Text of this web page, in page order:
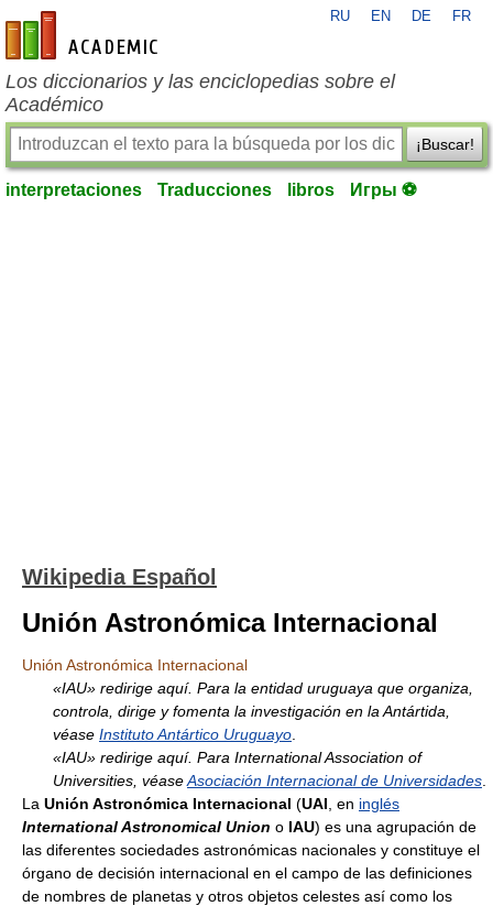
es-academic.com
RU EN DE FR
Los diccionarios y las enciclopedias sobre el
Académico
¡Buscar!
interpretaciones Traducciones libros Игры ⚽
Wikipedia Español
Unión Astronómica Internacional
Unión Astronómica Internacional
«IAU» redirige aquí. Para la entidad uruguaya que organiza,
controla, dirige y fomenta la investigación en la Antártida,
véase Instituto Antártico Uruguayo
«IAU» redirige aquí. Para International Association of
Universities, véaseAsociación Internacional de Universidades
La Unión Astronómica Internacional (UAI , en inglés
International Astronomical Union o IAU) es una agrupación de
las diferentes sociedades astronómicas nacionales y constituye el
órgano de decisión internacional en el campo de las definiciones
de nombres de planetas y otros objetos celestes así como los